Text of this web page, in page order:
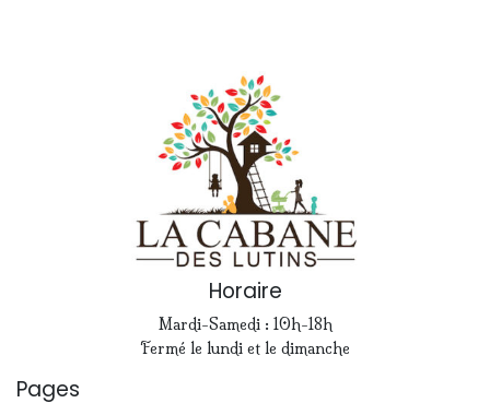
Horaire
Mardi-Samedi : 10h-18h
Fermé le lundi et le dimanche
Pages